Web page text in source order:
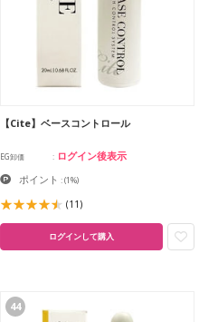
【Cite】ベースコントロール
EG卸価 ログイン後表示
ポイント :(1%)
(11)
ログインして購入
44